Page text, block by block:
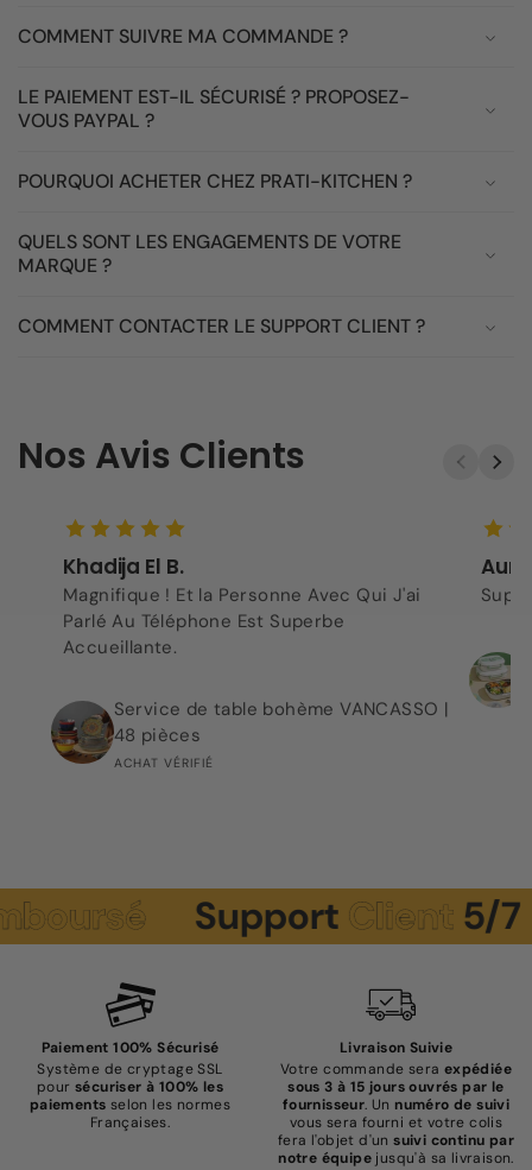
COMMENT SUIVRE MA COMMANDE ?
LE PAIEMENT EST-IL SÉCURISÉ ? PROPOSEZ-
VOUS PAYPAL ?
POURQUOI ACHETER CHEZ PRATI-KITCHEN ?
QUELS SONT LES ENGAGEMENTS DE VOTRE
MARQUE ?
COMMENT CONTACTER LE SUPPORT CLIENT ?
Nos Avis Clients
Khadija El B.
Magnifique ! Et la Personne Avec Qui J'ai
Parlé Au Téléphone Est Superbe
Accueillante.
Service de table bohème VANCASSO |
48 pièces
ACHAT VÉRIFIÉ
SupportClient5/7
Paiement 100% Sécurisé
Système de cryptage SSL
pour sécuriser à 100% les
paiements selon les normes
Françaises.
Livraison Suivie
Votre commande sera expédiée
sous 3 à 15 jours ouvrés par le
fournisseur. Un numéro de suivi
vous sera fourni et votre colis
fera l'objet d'unsuivi continu par
notre équipe jusqu'à sa livraison.